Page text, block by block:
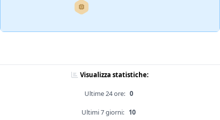
Visualizza statistiche:
Ultime 24 ore: 0
Ultimi 7 giorni: 10